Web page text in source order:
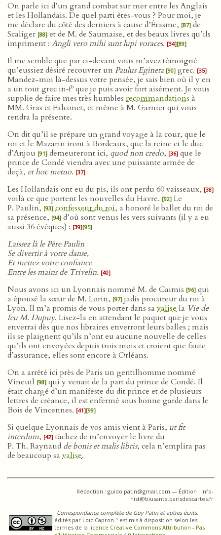
On parle ici d’un grand combat sur mer entre les Anglais
et les Hollandais. De quel parti êtes-vous ? Pour moi, je
me déclare du côté des derniers à cause d’Érasme, [87] de
Scaliger [88] et de M. de Saumaise, et des beaux livres qu’ils
impriment : Angli vero mihi sunt lupi voraces. [34][89]
Il me semble que par ci-devant vous m’avez témoigné
qu’eussiez désiré recouvrer un Paulus Egineta [90] grec. [35]
Mandez-moi là-dessus votre pensée, je sais bien où il y en
a un tout grec in‑fo que je puis avoir fort aisément. Je vous
supplie de faire mes très humbles recommandations à
MM. Gras et Falconet, et même à M. Garnier qui vous
rendra la présente.
On dit qu’il se prépare un grand voyage à la cour, que le
roi et le Mazarin iront à Bordeaux, que la reine et le duc
d’Anjou [91] demeureront ici, quod non credo, [36] que le
prince de Condé viendra avec une puissante armée de
deçà, et hoc metuo. [37]
Les Hollandais ont eu du pis, ils ont perdu 60 vaisseaux, [38]
voilà ce que portent les nouvelles du Havre. [92] Le
P. Paulin, [93] confesseur du roi, a honoré le ballet du roi de
sa présence, [94] d’où sont venus les vers suivants (il y a eu
aussi 36 évêques) : [39][95]
Laissez là le Père Paulin
Se divertir à votre danse,
Et mettez votre confiance
Entre les mains de Trivelin. [40]
Nous avons ici un Lyonnais nommé M. de Caimis [96] qui
a épousé la sœur de M. Lorin, [97] jadis procureur du roi à
Lyon. Il m’a promis de vous porter dans sa valisela Vie de
feu M. Dupuy. Lisez-la en attendant le paquet que je vous
enverrai dès que nos libraires enverront leurs balles ; mais
ils se plaignent qu’ils n’ont eu aucune nouvelle de celles
qu’ils ont envoyées depuis trois mois et croient que faute
d’assurance, elles sont encore à Orléans.
On a arrêté ici près de Paris un gentilhomme nommé
Vineuil [98] qui y venait de la part du prince de Condé. Il
était chargé d’un manifeste du dit prince et de plusieurs
lettres de créance, il est enfermé sous bonne garde dans le
Bois de Vincennes. [41][99]
Si quelque Lyonnais de vos amis vient à Paris, ut fit
interdum, [42] tâchez de m’envoyer le livre du
P. Th. Raynaud de bonis et malis libris, cela n’emplira pas
de beaucoup sa valise.
Rédaction : guido.patin@gmail.com — Édition : info-
hist@biusante.parisdescartes.fr
"Correspondance complète de Guy Patin et autres écrits,
édités par Loïc Capron." est mis à disposition selon les
termes de la licence Creative Commons Attribution - Pas